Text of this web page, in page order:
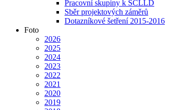
Pracovní skupiny k SCLLD
Sběr projektových záměrů
Dotazníkové šetření 2015-2016
Foto
2026
2025
2024
2023
2022
2021
2020
2019